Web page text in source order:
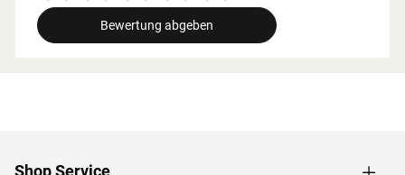
breite beachtet werden.
Grundausstattung
das Sauna-Erlebnis besonders bequem. Folgende
Bewertung abgeben
Shop Service